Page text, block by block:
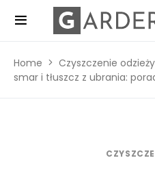
Home Czyszczenie odzieży
smar i tłuszcz z ubrania: